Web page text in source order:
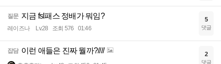
질문 지금 fsl패스 정배가 뭐임?
레이즈나 Lv.28 조회 576 01:46
5
댓글
잡담 이런 애들은 진짜 뭘까?//// 2
댓글